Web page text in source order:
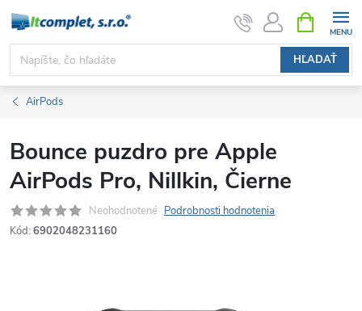
Prejsť
obsah
HĽADAŤ
KOŠÍK
AirPods
Bounce puzdro pre Apple
AirPods Pro, Nillkin, Čierne
Neohodnotené Podrobnosti hodnotenia
Kód: 6902048231160